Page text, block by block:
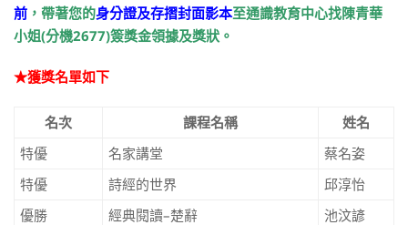
前 ，帶著您的身分證及存摺封面影本至通識教育中心找陳青華
小姐(分機2677)簽獎金領據及獎狀。
★獲獎名單如下
名次 課程名稱
姓名
特優
名家講堂
蔡名姿
特優
詩經的世界
邱淳怡
優勝
經典閱讀–楚辭
池汶諺